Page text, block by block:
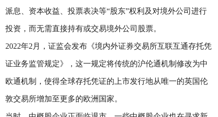
派息、资本收益、投票表决等“股东”权利及对境外公司进行
投资，而无需直接持有或交易境外公司股票。
2022年2月，证监会发布《境内外证券交易所互联互通存托凭
证业务监管规定》，这一规定将传统的沪伦通机制修改为中
欧通机制，使得全球存托凭证的上市发行地从唯一的英国伦
敦交易所增加至更多的欧洲国家。